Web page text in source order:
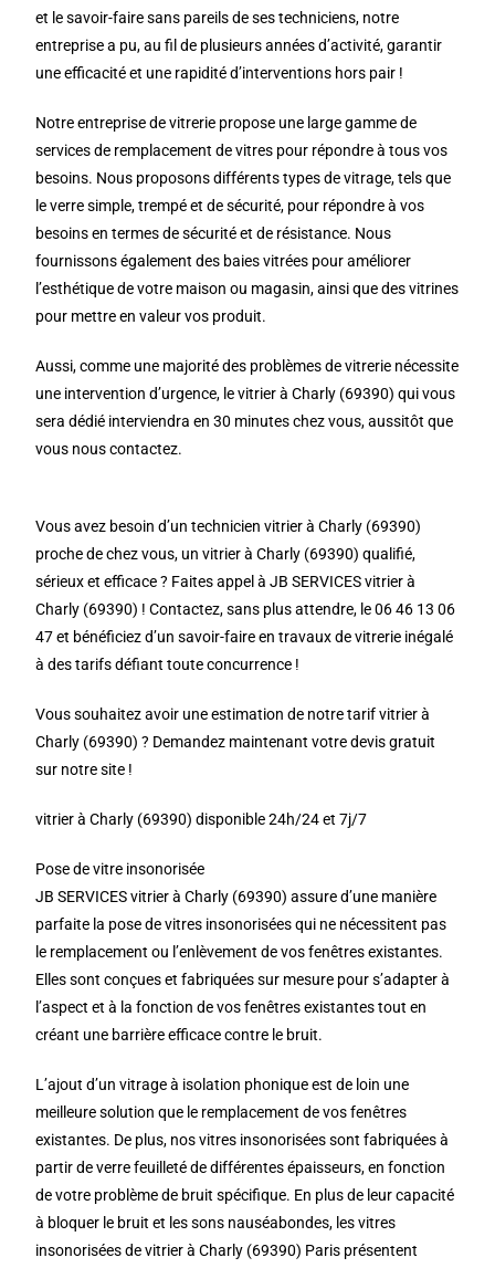
et le savoir-faire sans pareils de ses techniciens, notre
entreprise a pu, au fil de plusieurs années d’activité, garantir
une efficacité et une rapidité d’interventions hors pair !
Notre entreprise de vitrerie propose une large gamme de
services de remplacement de vitres pour répondre à tous vos
besoins. Nous proposons différents types de vitrage, tels que
le verre simple, trempé et de sécurité, pour répondre à vos
besoins en termes de sécurité et de résistance. Nous
fournissons également des baies vitrées pour améliorer
l’esthétique de votre maison ou magasin, ainsi que des vitrines
pour mettre en valeur vos produit.
Aussi, comme une majorité des problèmes de vitrerie nécessite
une intervention d’urgence, le vitrier à Charly (69390) qui vous
sera dédié interviendra en 30 minutes chez vous, aussitôt que
vous nous contactez.
Vous avez besoin d’un technicien vitrier à Charly (69390)
proche de chez vous, un vitrier à Charly (69390) qualifié,
sérieux et efficace ? Faites appel à JB SERVICES vitrier à
Charly (69390) ! Contactez, sans plus attendre, le 06 46 13 06
47 et bénéficiez d’un savoir-faire en travaux de vitrerie inégalé
à des tarifs défiant toute concurrence !
Vous souhaitez avoir une estimation de notre tarif vitrier à
Charly (69390) ? Demandez maintenant votre devis gratuit
sur notre site !
vitrier à Charly (69390) disponible 24h/24 et 7j/7
Pose de vitre insonorisée
JB SERVICES vitrier à Charly (69390) assure d’une manière
parfaite la pose de vitres insonorisées qui ne nécessitent pas
le remplacement ou l’enlèvement de vos fenêtres existantes.
Elles sont conçues et fabriquées sur mesure pour s’adapter à
l’aspect et à la fonction de vos fenêtres existantes tout en
créant une barrière efficace contre le bruit.
L’ajout d’un vitrage à isolation phonique est de loin une
meilleure solution que le remplacement de vos fenêtres
existantes. De plus, nos vitres insonorisées sont fabriquées à
partir de verre feuilleté de différentes épaisseurs, en fonction
de votre problème de bruit spécifique. En plus de leur capacité
à bloquer le bruit et les sons nauséabondes, les vitres
insonorisées de vitrier à Charly (69390) Paris présentent